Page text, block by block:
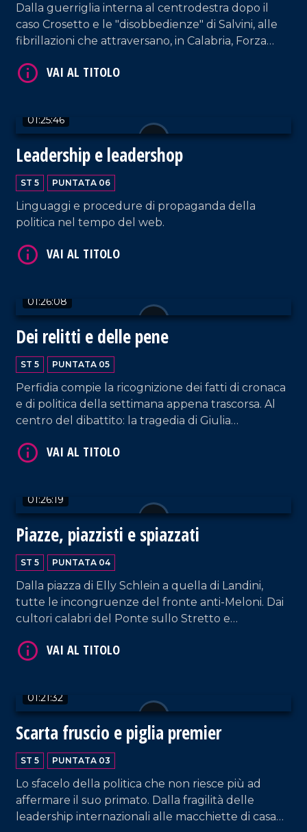
Dalla guerriglia interna al centrodestra dopo il
caso Crosetto e le "disobbedienze" di Salvini, alle
fibrillazioni che attraversano, in Calabria, Forza
01:25:46
Leadership e leadershop
ST 5 PUNTATA 06
Linguaggi e procedure di propaganda della
politica nel tempo del web.
01:26:08
Dei relitti e delle pene
ST 5 PUNTATA 05
Perfidia compie la ricognizione dei fatti di cronaca
e di politica della settimana appena trascorsa. Al
centro del dibattito: la tragedia di Giulia
processo Rinascita Scott.
01:26:19
Piazze, piazzisti e spiazzati
ST 5 PUNTATA 04
Dalla piazza di Elly Schlein a quella di Landini,
tutte le incongruenze del fronte anti-Meloni. Dai
cultori calabri del Ponte sullo Stretto e
legalitario, tra molte supercazzole e qualche
01:21:32
Scarta fruscio e piglia premier
ST 5 PUNTATA 03
Lo sfacelo della politica che non riesce più ad
affermare il suo primato. Dalla fragilità delle
leadership internazionali alle macchiette di casa